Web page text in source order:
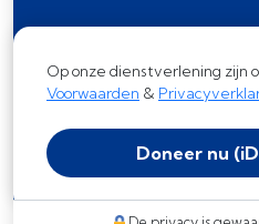
Op onze dienstverlening zijn
Voorwaarden &
Doneer nu